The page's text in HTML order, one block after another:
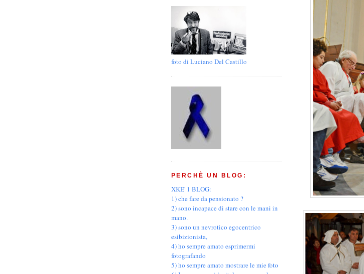
foto di Luciano Del Castillo
PERCHÈ UN BLOG:
XKE' 1 BLOG:
1) che fare da pensionato ?
2) sono incapace di stare con le mani in
mano.
3) sono un nevrotico egocentrico
esibizionista,
4) ho sempre amato esprimermi
fotografando
5) ho sempre amato mostrare le mie foto